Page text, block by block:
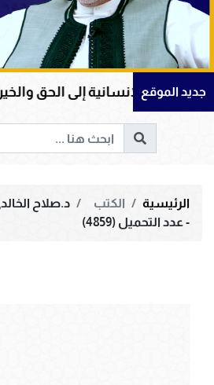
جديد الموقعإلى الحق والخير
الرئيسية الكتب د.صلاح
- عدد التحميل (4859)